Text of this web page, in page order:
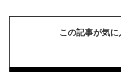
この記事が気